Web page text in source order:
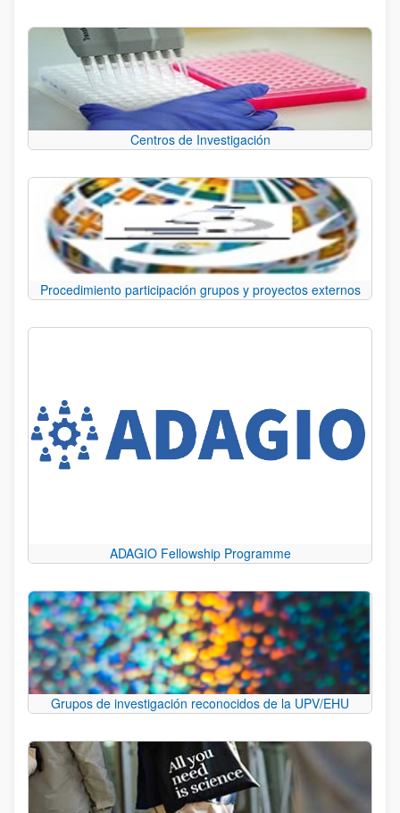
Centros de Investigación
Procedimiento participación grupos y proyectos externos
ADAGIO Fellowship Programme
Grupos de investigación reconocidos de la UPV/EHU